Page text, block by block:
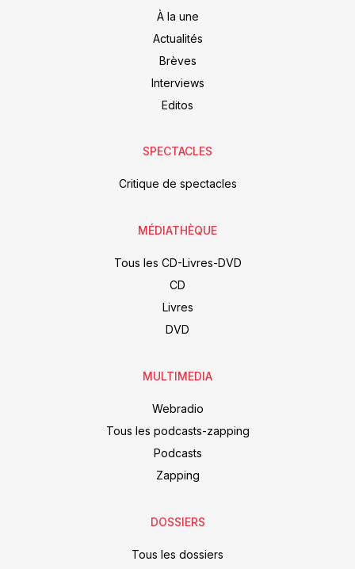
À la une
Actualités
Brèves
Interviews
Editos
SPECTACLES
Critique de spectacles
MÉDIATHÈQUE
Tous les CD-Livres-DVD
CD
Livres
DVD
MULTIMEDIA
Webradio
Tous les podcasts-zapping
Podcasts
Zapping
DOSSIERS
Tous les dossiers